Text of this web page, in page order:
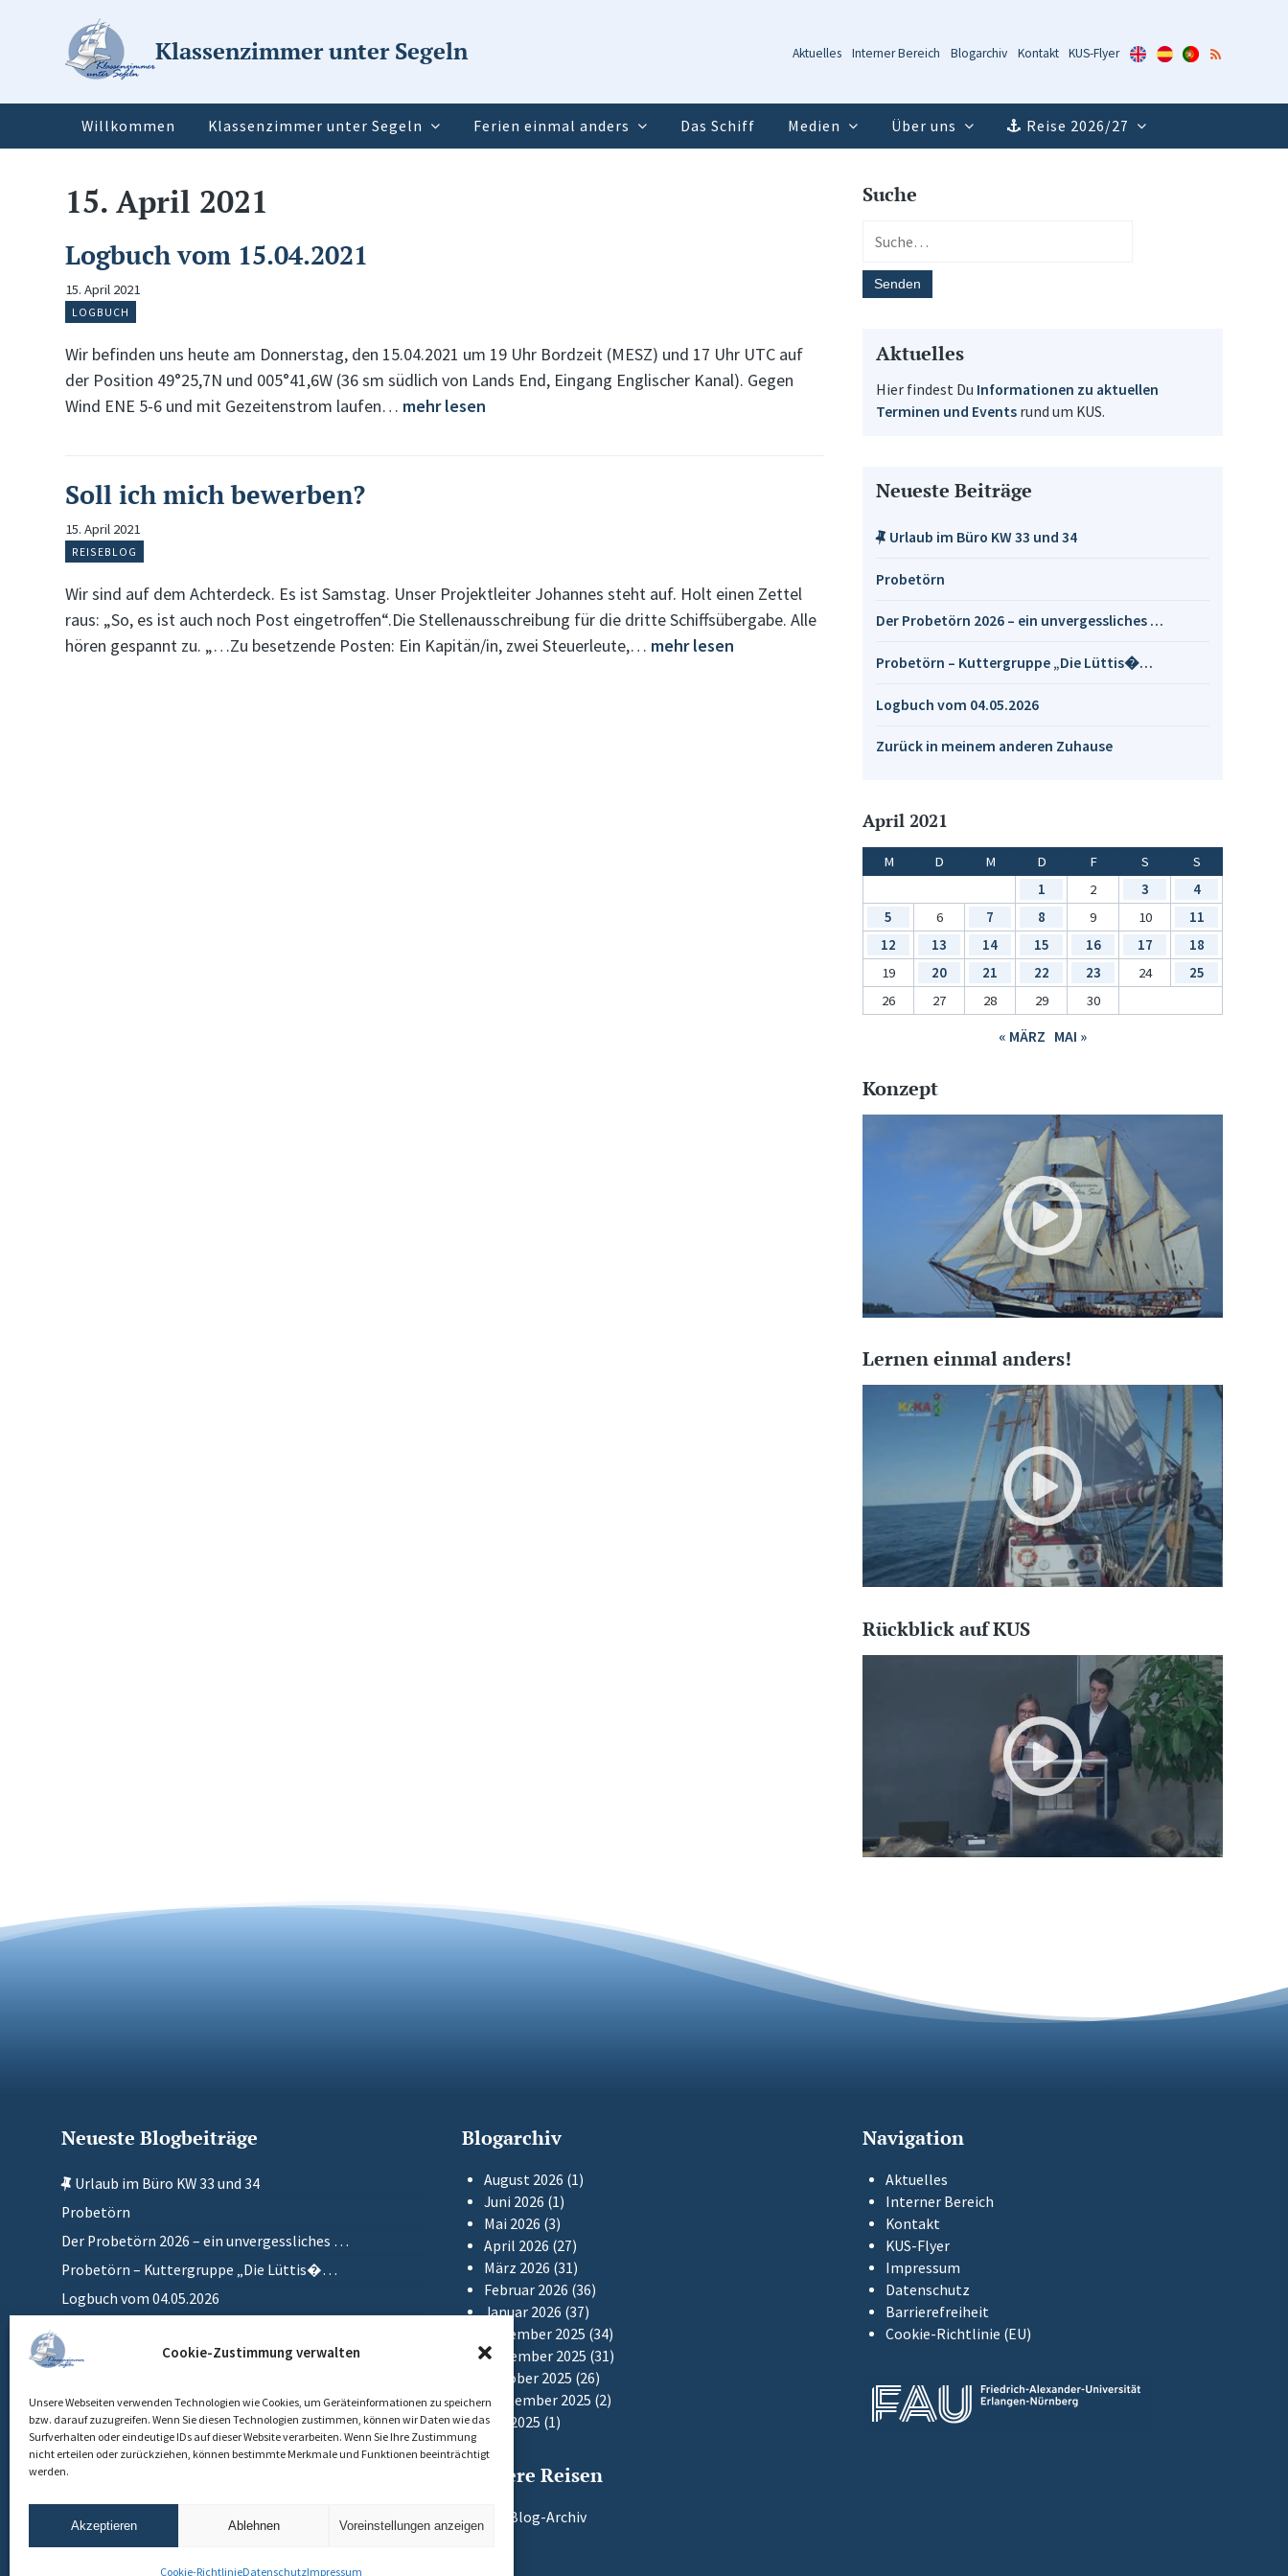
Cookie-Zustimmung verwalten
Unsere Webseiten verwenden Technologien wie Cookies, um Geräteinformationen zu speichern
bzw. darauf zuzugreifen. Wenn Sie diesen Technologien zustimmen, können wir Daten wie das
Surfverhalten oder eindeutige IDs auf dieser Website verarbeiten. Wenn Sie Ihre Zustimmung
nicht erteilen oder zurückziehen, können bestimmte Merkmale und Funktionen beeinträchtigt
werden.
Akzeptieren Ablehnen Voreinstellungen anzeigen
Cookie-RichtlinieDatenschutzImpressum
Klassenzimmer unter Segeln Aktuelles Interner Bereich Blogarchiv Kontakt KUS-Flyer
KUS-
Flyer
KUS-
Flyer
KUS-
Flyer
RSS-
Willkommen Klassenzimmer unter Segeln Ferien einmal anders Das Schiff Medien Über uns Reise 2026/27
15. April 2021
Logbuch vom 15.04.2021
15. April 2021
LOGBUCH
Wir befinden uns heute am Donnerstag, den 15.04.2021 um 19 Uhr Bordzeit (MESZ) und 17 Uhr UTC auf
der Position 49°25,7N und 005°41,6W (36 sm südlich von Lands End, Eingang Englischer Kanal). Gegen
Wind ENE 5-6 und mit Gezeitenstrom laufen… mehr lesen
Soll ich mich bewerben?
15. April 2021
REISEBLOG
Wir sind auf dem Achterdeck. Es ist Samstag. Unser Projektleiter Johannes steht auf. Holt einen Zettel
raus: „So, es ist auch noch Post eingetroffen“.Die Stellenausschreibung für die dritte Schiffsübergabe. Alle
hören gespannt zu. „…Zu besetzende Posten: Ein Kapitän/in, zwei Steuerleute,… mehr lesen
Suche
Aktuelles
Hier findest Du Informationen zu aktuellen
Terminen und Eventsrund um KUS.
Neueste Beiträge
Urlaub im Büro KW 33 und 34
Probetörn
Der Probetörn 2026 – ein unvergessliches …
Probetörn – Kuttergruppe „Die Lüttis�…
Logbuch vom 04.05.2026
Zurück in meinem anderen Zuhause
April 2021
M D M D F S
S
1
2 3
4
5
6 7 8 9 10
11
12
13 14 15 16 17
18
19
20 21 22 23 24
25
26
27 28 29 30
« MÄRZ MAI »
Konzept
Lernen einmal anders!
Rückblick auf KUS
Neueste Blogbeiträge
Urlaub im Büro KW 33 und 34
Probetörn
Der Probetörn 2026 – ein unvergessliches …
Probetörn – Kuttergruppe „Die Lüttis�…
Logbuch vom 04.05.2026
Einlaufen
Blogarchiv
August 2026 (1)
Juni 2026 (1)
Mai 2026 (3)
April 2026 (27)
März 2026 (31)
Februar 2026 (36)
Januar 2026 (37)
Dezember 2025 (34)
November 2025 (31)
Oktober 2025 (26)
September 2025 (2)
Mai 2025 (1)
Frühere Reisen
Zum Blog-Archiv
Navigation
Aktuelles
Interner Bereich
Kontakt
KUS-Flyer
Impressum
Datenschutz
Barrierefreiheit
Cookie-Richtlinie (EU)